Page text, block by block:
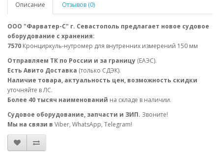
Описание Отзывов (0)
ООО "Фарватер-С" г. Севастополь предлагает новое судовое
оборудование с хранения:
7570 Кронциркуль-нутромер для внутренних измерений 150 мм
Отправляем ТК по России и за границу (ЕАЭС).
Есть Авито Доставка (только СДЭК).
Наличие товара, актуальность цен, возможность скидки
уточняйте в ЛС.
Более 40 тысяч наименований на складе в наличии.
Судовое оборудование, запчасти и ЗИП. Звоните!
Мы на связи в Viber, WhatsApp, Telegram!